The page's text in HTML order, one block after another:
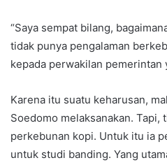
“Saya sempat bilang,
tidak punya pengalaman
kepada perwakilan pemerintan
Karena itu suatu keharusan,
Soedomo melaksanakan. Tapi,
perkebunan kopi. Untuk itu ia
untuk studi banding. Yang